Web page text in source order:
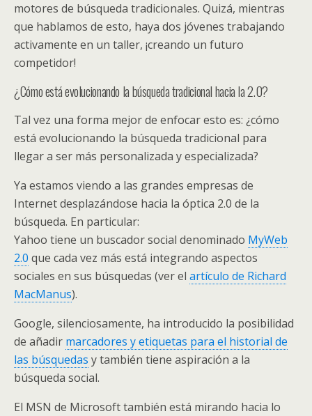
motores de búsqueda tradicionales. Quizá, mientras
que hablamos de esto, haya dos jóvenes trabajando
activamente en un taller, ¡creando un futuro
competidor!
¿Cómo está evolucionando la búsqueda tradicional hacia la 2.0?
Tal vez una forma mejor de enfocar esto es: ¿cómo
está evolucionando la búsqueda tradicional para
llegar a ser más personalizada y especializada?
Ya estamos viendo a las grandes empresas de
Internet desplazándose hacia la óptica 2.0 de la
búsqueda. En particular:
Yahoo tiene un buscador social denominado MyWeb
2.0 que cada vez más está integrando aspectos
sociales en sus búsquedas (ver el artículo de Richard
MacManus).
Google, silenciosamente, ha introducido la posibilidad
de añadir marcadores y etiquetas para el historial de
las búsquedas y también tiene aspiración a la
búsqueda social.
El MSN de Microsoft también está mirando hacia lo